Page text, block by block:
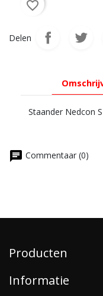
favorite_border
Delen
Staander Nedcon
chat Commentaar (0)
Producten
Informatie